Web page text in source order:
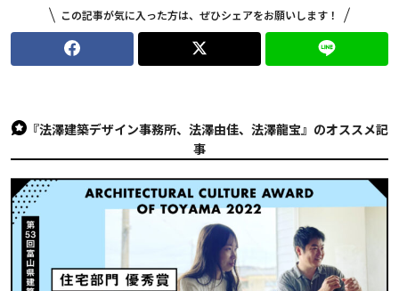
この記事が気に入った方は、ぜひシェアをお願いします！
『法澤建築デザイン事務所、法澤由佳、法澤龍宝』のオススメ記
事